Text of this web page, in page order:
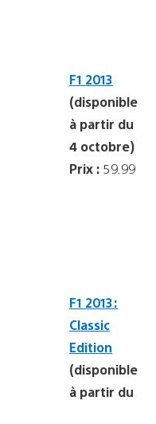
F1 2013
(disponible
à partir du
4 octobre)
Prix : 59.99
F1 2013:
Classic
Edition
(disponible
à partir du